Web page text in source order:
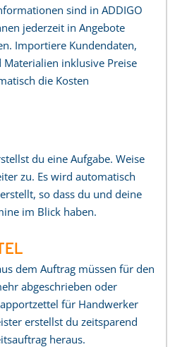
sind in ADDIGO
jederzeit in Angebote
Importiere Kundendaten,
inklusive Preise
die Kosten
du eine Aufgabe. Weise
zu. Es wird automatisch
so dass du und deine
im Blick haben.
dem Auftrag müssen für den
abgeschrieben oder
für Handwerker
erstellst du zeitsparend
heraus.